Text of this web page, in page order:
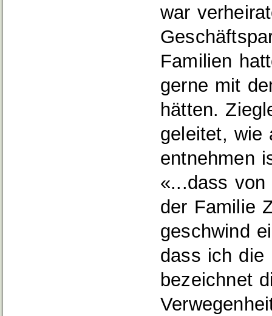
war
Familien
gerne mit
hätten.
geleitet, wie
entnehmen
«...dass von
der Familie
geschwind
dass ich die
bezeichnet